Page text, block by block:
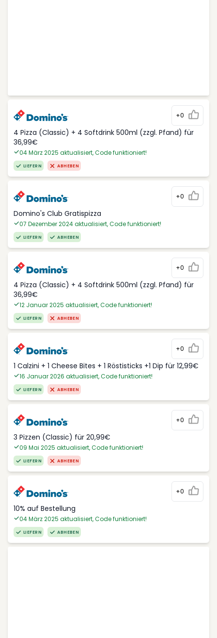
+0
4 Pizza (Classic) + 4 Softdrink 500ml (zzgl. Pfand) für
36,99€
04 März 2025 aktualisiert, Code funktioniert!
LIEFERN ABHEBEN
+0
Domino's Club Gratispizza
07 Dezember 2024 aktualisiert, Code funktioniert!
LIEFERN ABHEBEN
+0
4 Pizza (Classic) + 4 Softdrink 500ml (zzgl. Pfand) für
36,99€
12 Januar 2025 aktualisiert, Code funktioniert!
LIEFERN ABHEBEN
+0
1 Calzini + 1 Cheese Bites + 1 Röstisticks +1 Dip für 12,99€
16 Januar 2026 aktualisiert, Code funktioniert!
LIEFERN ABHEBEN
+0
3 Pizzen (Classic) für 20,99€
09 Mai 2025 aktualisiert, Code funktioniert!
LIEFERN ABHEBEN
+0
10% auf Bestellung
04 März 2025 aktualisiert, Code funktioniert!
LIEFERN ABHEBEN